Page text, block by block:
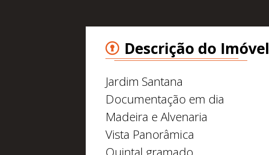
Descrição do Imóvel
Jardim Santana
Documentação em dia
Madeira e Alvenaria
Vista Panorâmica